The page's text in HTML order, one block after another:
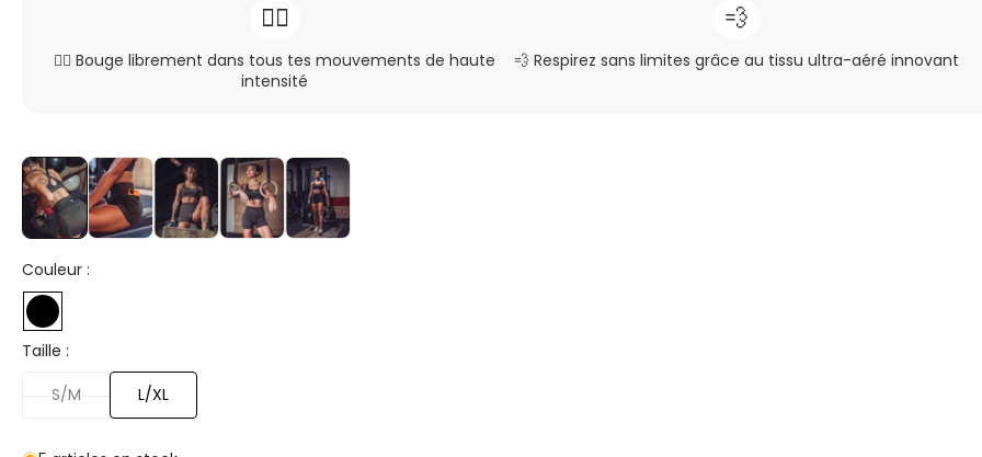
🏃‍♀️
🏃‍♀️ Bouge librement dans tous tes mouvements de haute
intensité
💨
💨 Respirez sans limites grâce au tissu ultra-aéré innovant
Couleur :
Taille :
S/M L/XL